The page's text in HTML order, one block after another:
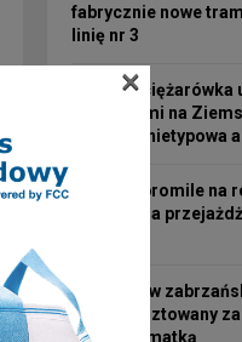
fabrycznie nowe
linię nr 3
Turecka ciężarówka
wiaduktami na
pułapce i nietypowa
Ponad 2 promile na
Kosztowna
Koszmar w
latek aresztowany
63-letnią matką
×